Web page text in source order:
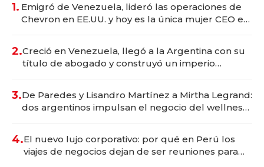
1. Emigró de Venezuela, lideró las operaciones de
Chevron en EE.UU. y hoy es la única mujer CEO en
2.Creció en Venezuela, llegó a la Argentina con su
título de abogado y construyó un imperio
3.De Paredes y Lisandro Martínez a Mirtha Legrand:
dos argentinos impulsan el negocio del wellness
4.El nuevo lujo corporativo: por qué en Perú los
viajes de negocios dejan de ser reuniones para